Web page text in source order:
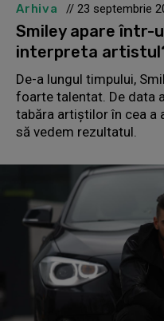
Arhiva // 23 septembrie
Smiley apare într-
interpreta
De-a lungul timpului,
foarte talentat. De data
tabăra artiștilor în cea a
să vedem rezultatul.